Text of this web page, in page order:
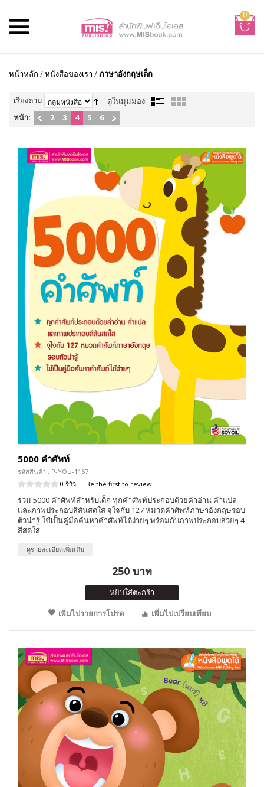
0
หน้าหลัก /หนังสือของเรา /ภาษาอังกฤษเด็ก
เรียงตาม
ดูในมุมมอง:
หน้า:
2 3 4 5 6
5000 คำศัพท์
รหัสสินค้า : P-YOU-1167
0 รีวิว | Be the first to review
รวม 5000 คำศัพท์สำหรับเด็ก ทุกคำศัพท์ประกอบด้วยคำอ่าน คำแปล
และภาพประกอบสีสันสดใส จุใจกับ 127 หมวดคำศัพท์ภาษาอังกฤษรอบ
ตัวน่ารู้ ใช้เป็นคู่มือค้นหาคำศัพท์ได้ง่ายๆ พร้อมกับภาพประกอบสวยๆ 4
สีสดใส
ดูรายละเอียดเพิ่มเติม
250 บาท
หยิบใส่ตะกร้า
เพิ่มไปรายการโปรด
เพิ่มไปเปรียบเทียบ